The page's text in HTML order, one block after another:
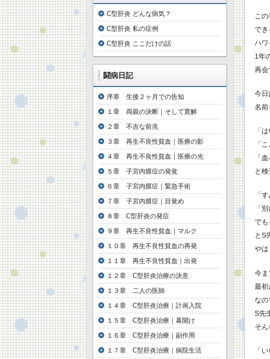
この
でき
ハワ
1年
再会
今日
名前
「
「
「
と
「
「
で
とS
やは
今ま
最初
な
S先
そ
「
C型肝炎 どんな病気？
C型肝炎 私の症例
C型肝炎 ここだけの話
闘病日記
序章 生後２ヶ月での告知
１章 両親の決断｜そして寛解
２章 不吉な前兆
３章 再生不良性貧血｜医療の影
４章 再生不良性貧血｜医療の光
５章 子宮内膜症の発覚
６章 子宮内膜症｜緊急手術
７章 子宮内膜症｜目覚め
８章 C型肝炎の発症
９章 再生不良性貧血｜マルク
１０章 再生不良性貧血の再発
１１章 再生不良性貧血｜出発
１２章 C型肝炎治療の決意
１３章 二人の医師
１４章 C型肝炎治療｜計画入院
１５章 C型肝炎治療｜幕開け
１６章 C型肝炎治療｜副作用
１７章 C型肝炎治療｜病院生活